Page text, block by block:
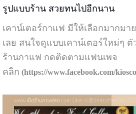
รูปแบบร้าน สวยทนไปอีกนาน
เคาน์เตอร์กาแฟ มีให้เลือกมากมา
เลย สนใจดูแบบเคาน์เตอร์ใหม่ๆ
ร้านกาแฟ กดติดตามแฟนเพจ
คลิก (https://www.facebook.com/